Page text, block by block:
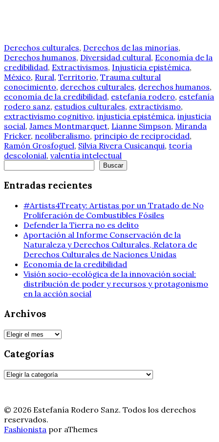
Derechos culturales, Derechos de las minorías,
Derechos humanos, Diversidad cultural, Economía de la
credibilidad, Extractivismos, Injusticia epistémica,
México, Rural, Territorio, Trauma cultural
conocimiento, derechos culturales, derechos humanos,
economía de la credibilidad, estefanía rodero, estefanía
rodero sanz, estudios culturales, extractivismo,
extractivismo cognitivo, injusticia epistémica, injusticia
social, James Montmarquet, Lianne Simpson, Miranda
Fricker, neoliberalismo, principio de reciprocidad,
Ramón Grosfoguel, Silvia Rivera Cusicanqui, teoría
descolonial, valentía intelectual
Buscar
Entradas recientes
#Artists4Treaty: Artistas por un Tratado de No
Proliferación de Combustibles Fósiles
Defender la Tierra no es delito
Aportación al Informe Conservación de la
Naturaleza y Derechos Culturales, Relatora de
Derechos Culturales de Naciones Unidas
Economía de la credibilidad
Visión socio-ecológica de la innovación social:
distribución de poder y recursos y protagonismo
en la acción social
Archivos
Archivos
Categorías
Categorías
© 2026 Estefanía Rodero Sanz. Todos los derechos
reservados.
Fashionista por aThemes